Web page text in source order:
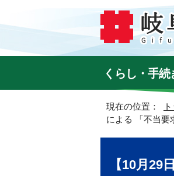
くらし・手続
現在の位置：
による 「不当要
【10月29